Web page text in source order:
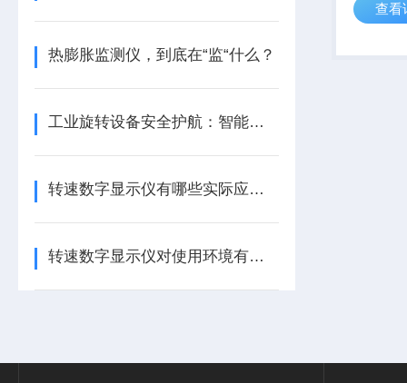
热膨胀监测仪，到底在“监“什么？
工业旋转设备安全护航：智能转速监测仪技术现状与应用优化研究
转速数字显示仪有哪些实际应用？
转速数字显示仪对使用环境有哪些要求
要求，
查看